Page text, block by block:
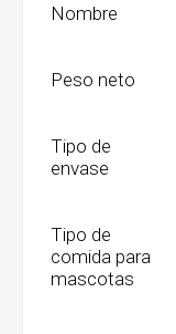
Nombre
Peso neto
Tipo de
envase
Tipo de
comida para
mascotas